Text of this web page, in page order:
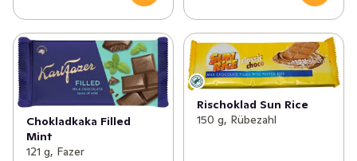
Chokladkaka Filled
Mint
121 g, Fazer
Rischoklad Sun Rice
150 g, Rübezahl